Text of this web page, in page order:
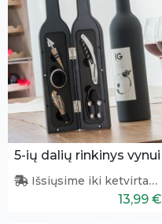
5-ių dalių rinkinys vynui
Išsiųsime iki ketvirtadienio
13,99 €